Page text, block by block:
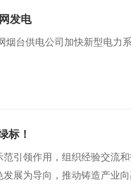
发电
烟台供电公司加快新型电力
标！
引领作用，组织经验交流
展为导向，推动铸造产业